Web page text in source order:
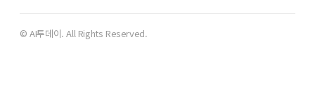
© AI투데이. All Rights Reserved.